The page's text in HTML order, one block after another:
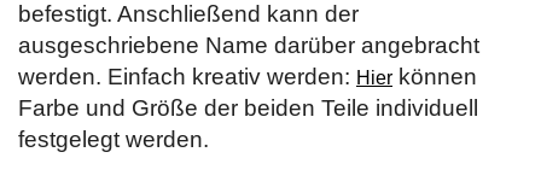
befestigt. Anschließend kann der
ausgeschriebene Name darüber angebracht
werden. Einfach kreativ werden: Hier können
Farbe und Größe der beiden Teile individuell
festgelegt werden.